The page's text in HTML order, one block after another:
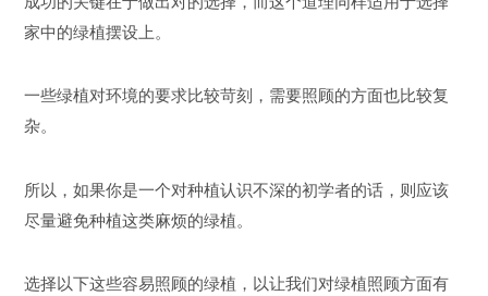
家中的绿植摆设上。
一些绿植对环境的要求比较苛刻，需要照顾的方面也比较复
杂。
所以，如果你是一个对种植认识不深的初学者的话，则应该
尽量避免种植这类麻烦的绿植。
选择以下这些容易照顾的绿植，以让我们对绿植照顾方面有